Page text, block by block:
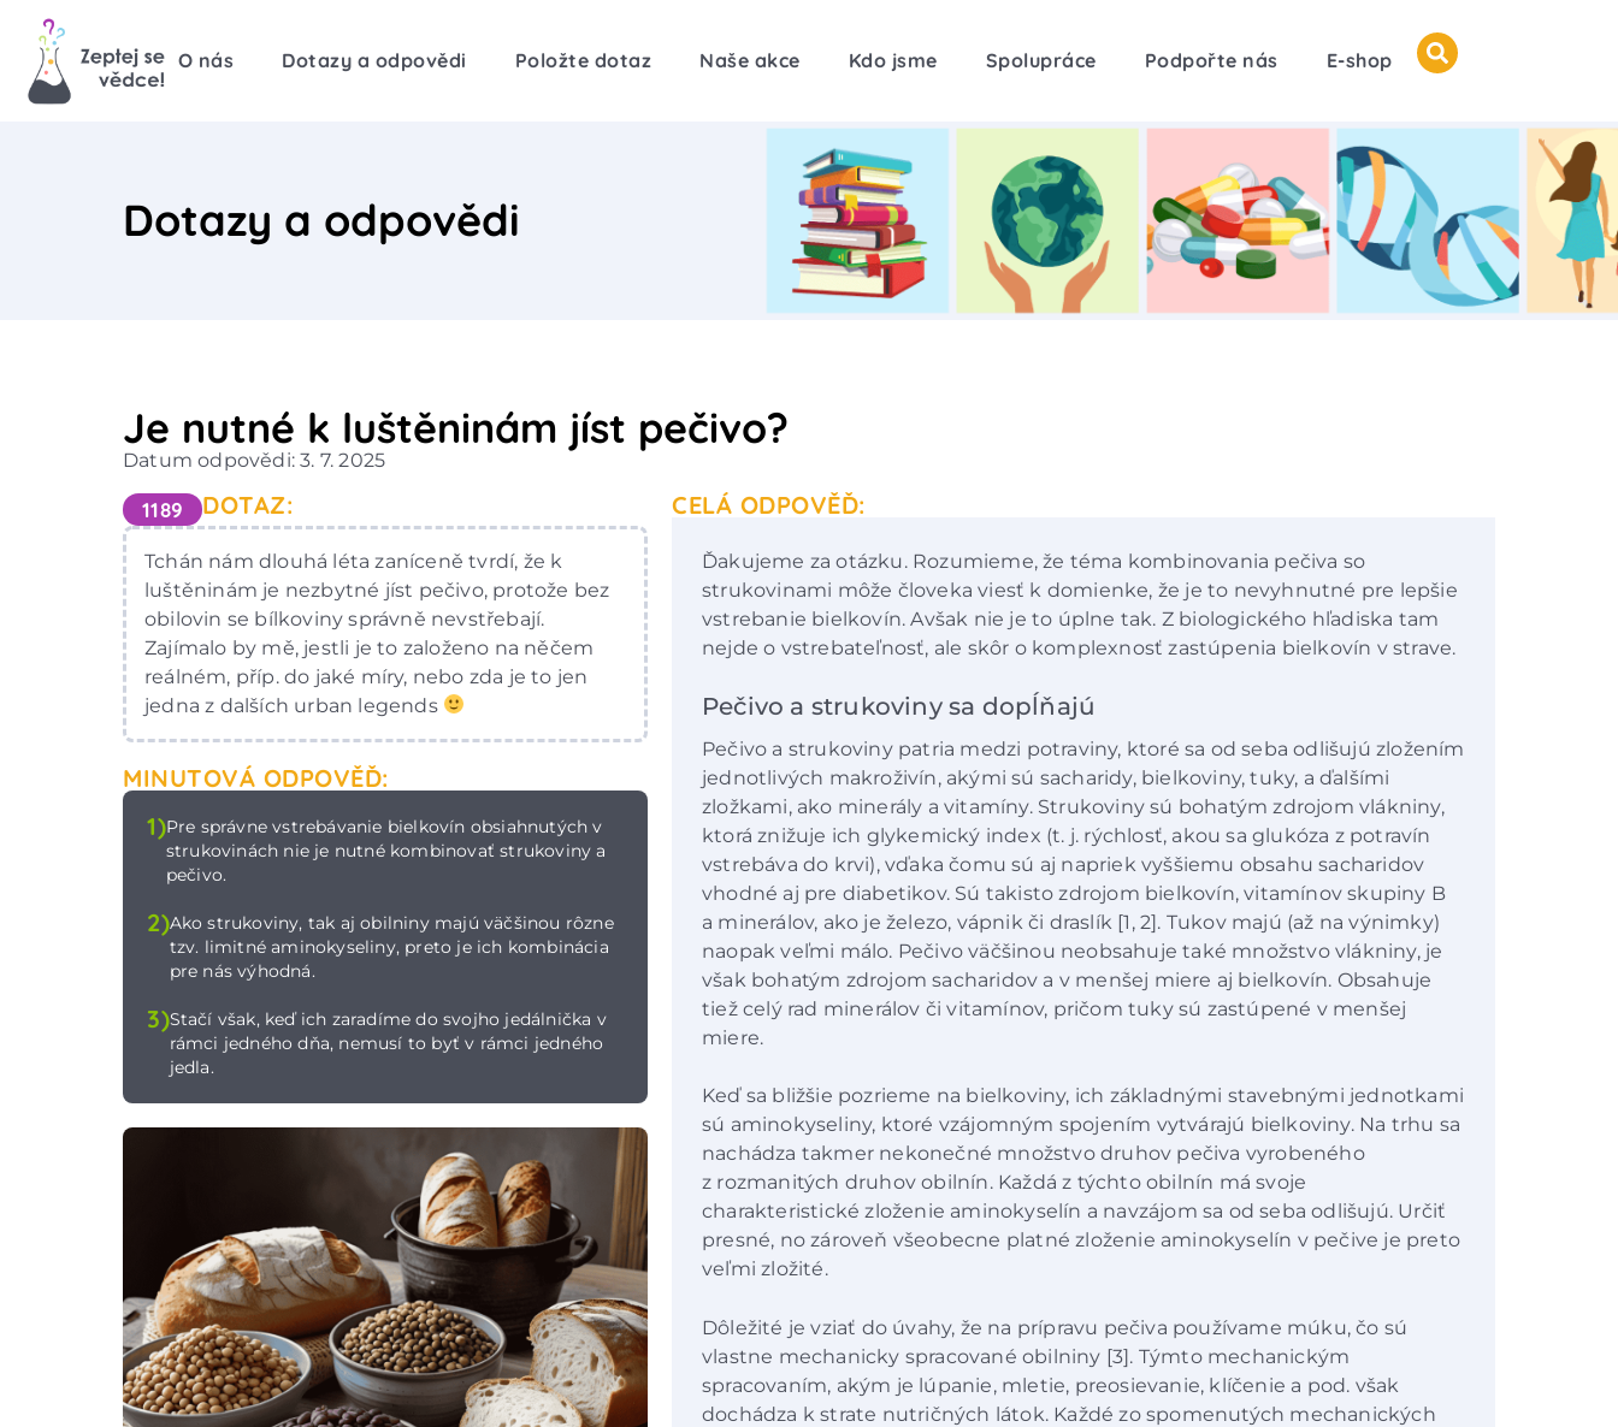
O nás Dotazy a odpovědi Položte dotaz Naše akce Kdo jsme Spolupráce Podpořte nás E-shop
Dotazy a odpovědi
Je nutné k luštěninám jíst pečivo?
Datum odpovědi: 3. 7. 2025
1189 DOTAZ:
Tchán nám dlouhá léta zaníceně tvrdí, že k
luštěninám je nezbytné jíst pečivo, protože bez
obilovin se bílkoviny správně nevstřebají.
Zajímalo by mě, jestli je to založeno na něčem
reálném, příp. do jaké míry, nebo zda je to jen
jedna z dalších urban legends
MINUTOVÁ ODPOVĚĎ:
1)Pre správne vstrebávanie bielkovín obsiahnutých v
strukovinách nie je nutné kombinovať strukoviny a
pečivo.
2)Ako strukoviny, tak aj obilniny majú väčšinou rôzne
tzv. limitné aminokyseliny, preto je ich kombinácia
pre nás výhodná.
3)Stačí však, keď ich zaradíme do svojho jedálnička v
rámci jedného dňa, nemusí to byť v rámci jedného
jedla.
CELÁ ODPOVĚĎ:
Ďakujeme za otázku. Rozumieme, že téma kombinovania pečiva so
strukovinami môže človeka viesť k domienke, že je to nevyhnutné pre lepšie
vstrebanie bielkovín. Avšak nie je to úplne tak. Z biologického hľadiska tam
nejde o vstrebateľnosť, ale skôr o komplexnosť zastúpenia bielkovín v strave.
Pečivo a strukoviny sa dopĺňajú
Pečivo a strukoviny patria medzi potraviny, ktoré sa od seba odlišujú zložením
jednotlivých makroživín, akými sú sacharidy, bielkoviny, tuky, a ďalšími
zložkami, ako minerály a vitamíny. Strukoviny sú bohatým zdrojom vlákniny,
ktorá znižuje ich glykemický index (t. j. rýchlosť, akou sa glukóza z potravín
vstrebáva do krvi), vďaka čomu sú aj napriek vyššiemu obsahu sacharidov
vhodné aj pre diabetikov. Sú takisto zdrojom bielkovín, vitamínov skupiny B
a minerálov, ako je železo, vápnik či draslík [1, 2]. Tukov majú (až na výnimky)
naopak veľmi málo. Pečivo väčšinou neobsahuje také množstvo vlákniny, je
však bohatým zdrojom sacharidov a v menšej miere aj bielkovín. Obsahuje
tiež celý rad minerálov či vitamínov, pričom tuky sú zastúpené v menšej
miere.
Keď sa bližšie pozrieme na bielkoviny, ich základnými stavebnými jednotkami
sú aminokyseliny, ktoré vzájomným spojením vytvárajú bielkoviny. Na trhu sa
nachádza takmer nekonečné množstvo druhov pečiva vyrobeného
z rozmanitých druhov obilnín. Každá z týchto obilnín má svoje
charakteristické zloženie aminokyselín a navzájom sa od seba odlišujú. Určiť
presné, no zároveň všeobecne platné zloženie aminokyselín v pečive je preto
veľmi zložité.
Dôležité je vziať do úvahy, že na prípravu pečiva používame múku, čo sú
vlastne mechanicky spracované obilniny [3]. Týmto mechanickým
spracovaním, akým je lúpanie, mletie, preosievanie, klíčenie a pod. však
dochádza k strate nutričných látok. Každé zo spomenutých mechanických